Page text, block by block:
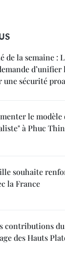
de la semaine :
d’unifier
une sécurité
le modèle
à Phuc
souhaite
la France
contributions du
des Hauts